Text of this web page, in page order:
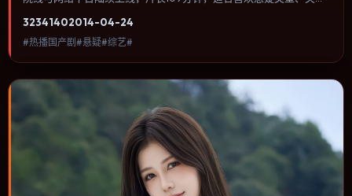
进，节奏与视听语言统一，可作为休闲观影或类型片补片的选择。
32341402014-04-24
#热播国产剧#悬疑#综艺#